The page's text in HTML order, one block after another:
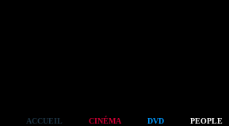
ACCUEIL CINÉMA DVD PEOPLE